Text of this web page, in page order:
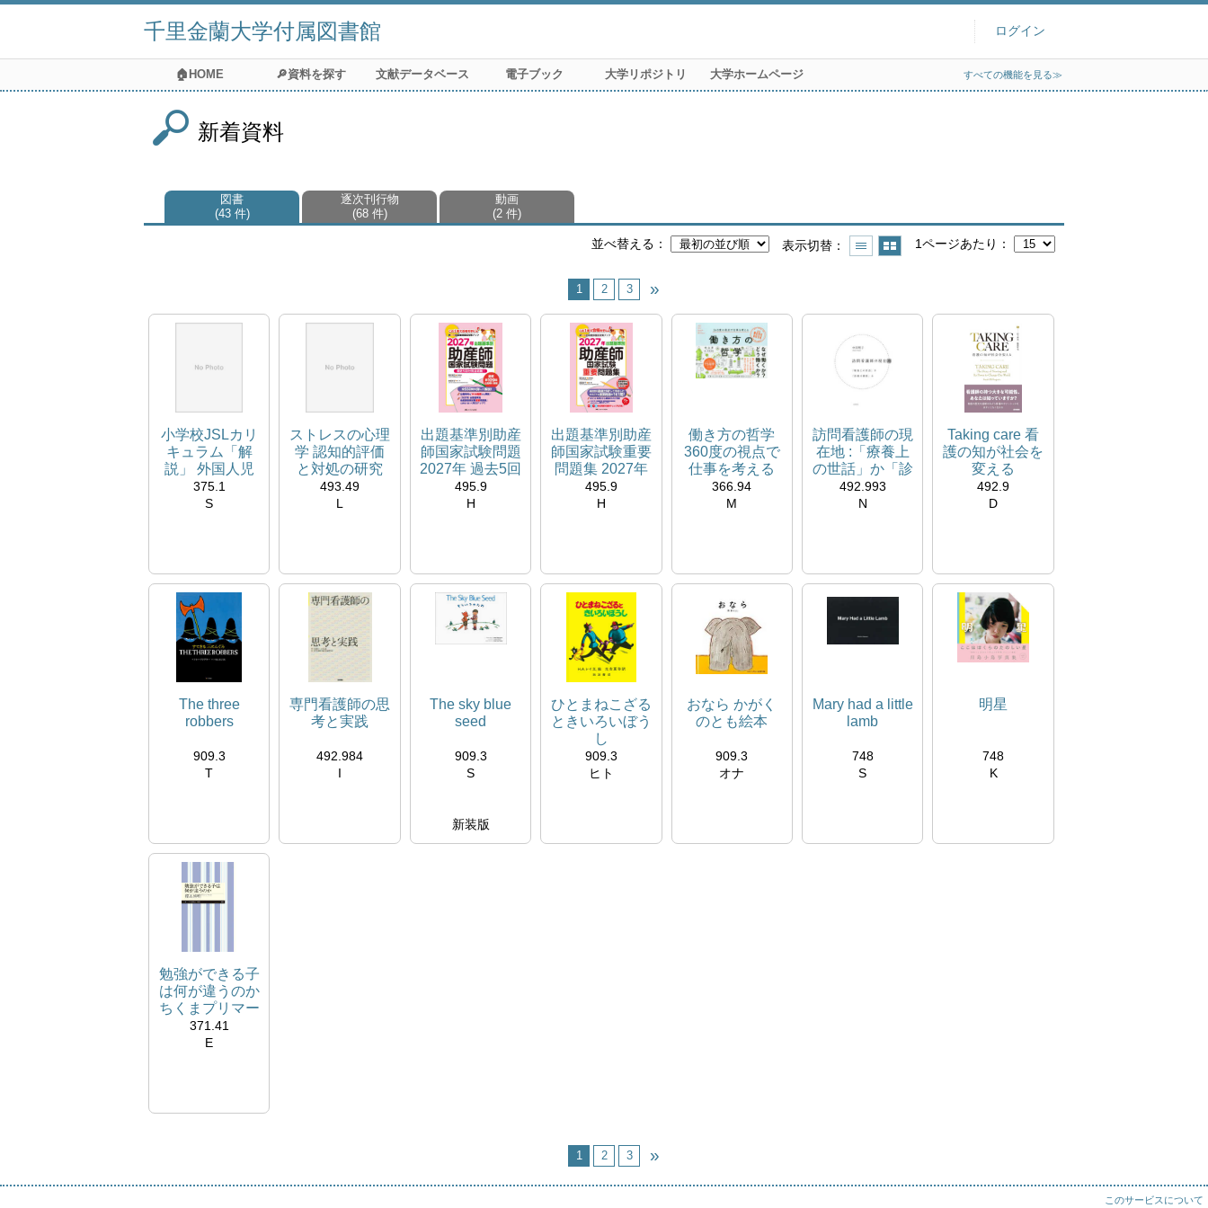
千里金蘭大学付属図書館 ログイン
🏠HOME 🔎資料を探す 文献データベース 電子ブック 大学リポジトリ 大学ホームページ すべての機能を見る≫
新着資料
図書
43 件
逐次刊行物
68 件
動画
2 件
並べ替える 表示切替 1ページあたり
1 2 3
小学校JSLカリ
キュラム「解
説」 外国人児
童の「教科と日
本語」シリーズ
375.1
S
534831C
閲覧室
ストレスの心理
学 認知的評価
と対処の研究
493.49
L
534834H
3階ﾃｰﾏ展示ｺｰﾅｰ
学生選書ブロック
出題基準別助産
師国家試験問題
2027年 過去5回
分完全収載!
495.9
H
534827A
閲覧室
2Ｆ中央 国試対策
本コーナー
出題基準別助産
師国家試験重要
問題集 2027年
第110回助産師
国試対策ブック
495.9
H
534828I
閲覧室
2Ｆ中央 国試対策
本コーナー
働き方の哲学
360度の視点で
仕事を考える
366.94
M
534826B
閲覧室
推薦図書：小原淳
一先生
訪問看護師の現
在地 :「療養上
の世話」か「診
療の補助」か
492.993
N
534819B
閲覧室
子先生
Taking care 看
護の知が社会を
変える
492.9
D
534820J
閲覧室
推薦図書：伊藤朗
子先生
The three
robbers
909.3
T
534823D
閲覧室
ー 英語絵本
専門看護師の思
考と実践
492.984
I
534818C
The sky blue
seed
909.3
S
新装版
534824B
ひとまねこざる
ときいろいぼう
し
909.3
ヒト
534821H
おなら かがく
のとも絵本
909.3
オナ
534822F
Mary had a little
lamb
748
S
534817E
明星
748
K
534816G
勉強ができる子
は何が違うのか
ちくまプリマー
新書 ; 439
371.41
E
534813G
1 2 3
このサービスについて